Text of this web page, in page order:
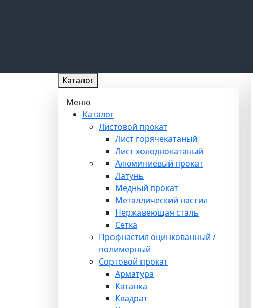
Каталог
Меню
Каталог
Листовой прокат
Лист горячекатаный
Лист холоднокатаный
Алюминиевый прокат
Латунь
Медный прокат
Металлический настил
Нержавеющая сталь
Сетка
Профнастил оцинкованный /
полимерный
Сортовой прокат
Арматура
Катанка
Квадрат